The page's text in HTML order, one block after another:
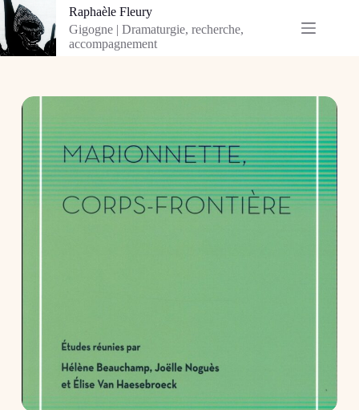
Passer
contenu
Raphaèle Fleury
Gigogne | Dramaturgie, recherche,
accompagnement